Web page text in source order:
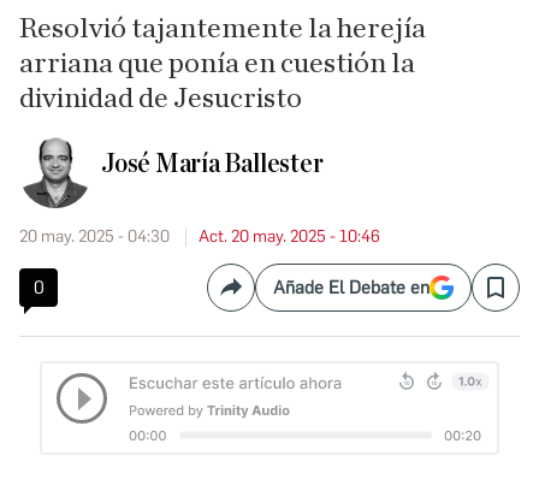
Resolvió tajantemente la herejía
arriana que ponía en cuestión la
divinidad de Jesucristo
José María Ballester
20 may. 2025 - 04:30 Act. 20 may. 2025 - 10:46
0 CompartirAñade El Debate en Save